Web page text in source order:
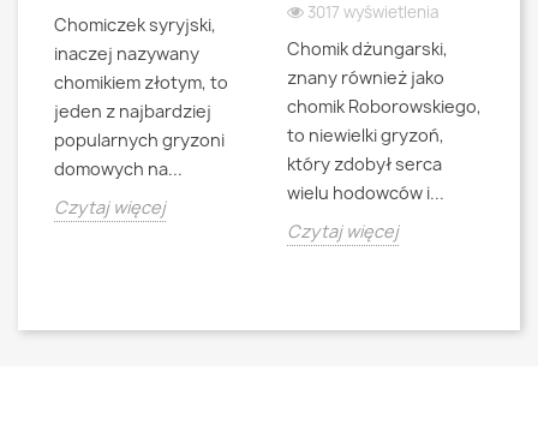
Chomiczek syryjski,
inaczej nazywany
chomikiem złotym, to
jeden z najbardziej
popularnych gryzoni
domowych na...
Czytaj więcej
3017 wyświetlenia
Chomik dżungarski,
znany również jako
chomik Roborowskiego,
to niewielki gryzoń,
który zdobył serca
wielu hodowców i...
Czytaj więcej